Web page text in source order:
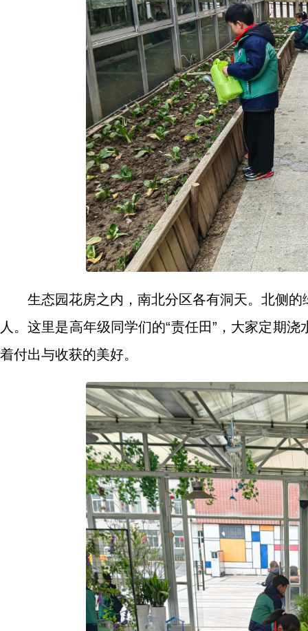
生态园花房之内，南北分区各有洞天。北侧
人。这里是高年级同学们的“责任田”，大家定期
着付出与收获的美好。